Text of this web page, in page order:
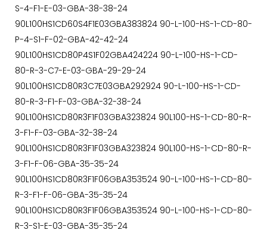
S-4-F1-E-03-GBA-38-38-24
90L100HS1CD60S4F1E03GBA383824 90-L-100-HS-1-CD-80-
P-4-S1-F-02-GBA-42-42-24
90L100HS1CD80P4S1F02GBA424224 90-L-100-HS-1-CD-
80-R-3-C7-E-03-GBA-29-29-24
90L100HS1CD80R3C7E03GBA292924 90-L-100-HS-1-CD-
80-R-3-F1-F-03-GBA-32-38-24
90L100HS1CD80R3F1F03GBA323824 90L100-HS-1-CD-80-R-
3-F1-F-03-GBA-32-38-24
90L100HS1CD80R3F1F03GBA323824 90L100-HS-1-CD-80-R-
3-F1-F-06-GBA-35-35-24
90L100HS1CD80R3F1F06GBA353524 90-L-100-HS-1-CD-80-
R-3-F1-F-06-GBA-35-35-24
90L100HS1CD80R3F1F06GBA353524 90-L-100-HS-1-CD-80-
R-3-S1-E-03-GBA-35-35-24